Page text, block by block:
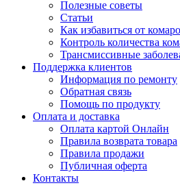
Полезные советы
Статьи
Как избавиться от
Контроль количества
Трансмиссивные
Поддержка клиентов
Информация по ремонту
Обратная связь
Помощь по продукту
Оплата и доставка
Оплата картой Онлайн
Правила возврата товара
Правила продажи
Публичная оферта
Контакты